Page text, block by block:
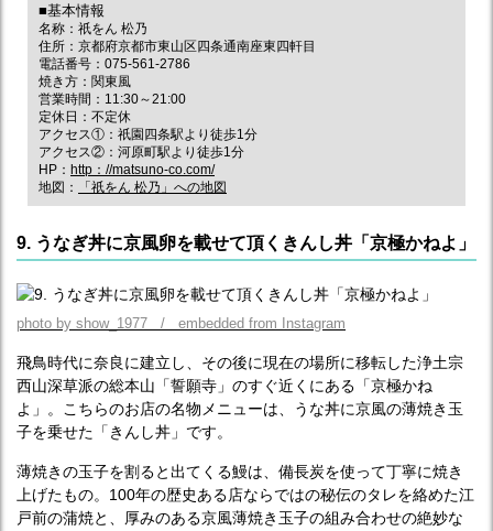
■基本情報
名称：祇をん 松乃
住所：京都府京都市東山区四条通南座東四軒目
電話番号：075-561-2786
焼き方：関東風
営業時間：11:30～21:00
定休日：不定休
アクセス①：祇園四条駅より徒歩1分
アクセス②：河原町駅より徒歩1分
HP： http：//matsuno-co.com/
地図：
「祇をん 松乃」への地図
9. うなぎ丼に京風卵を載せて頂くきんし丼「京極かねよ」
photo by show_1977 / embedded from Instagram
飛鳥時代に奈良に建立し、その後に現在の場所に移転した浄土宗
西山深草派の総本山「誓願寺」のすぐ近くにある「京極かね
よ」。こちらのお店の名物メニューは、うな丼に京風の薄焼き玉
子を乗せた「きんし丼」です。
薄焼きの玉子を割ると出てくる鰻は、備長炭を使って丁寧に焼き
上げたもの。100年の歴史ある店ならではの秘伝のタレを絡めた江
戸前の蒲焼と、厚みのある京風薄焼き玉子の組み合わせの絶妙な